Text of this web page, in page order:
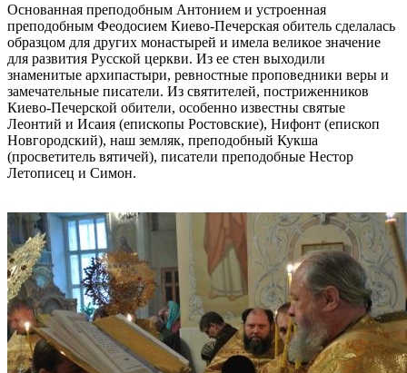
Основанная преподобным Антонием и устроенная
преподобным Феодосием Киево-Печерская обитель сделалась
образцом для других монастырей и имела великое значение
для развития Русской церкви. Из ее стен выходили
знаменитые архипастыри, ревностные проповедники веры и
замечательные писатели. Из святителей, постриженников
Киево-Печерской обители, особенно известны святые
Леонтий и Исаия (епископы Ростовские), Нифонт (епископ
Новгородский), наш земляк, преподобный Кукша
(просветитель вятичей), писатели преподобные Нестор
Летописец и Симон.